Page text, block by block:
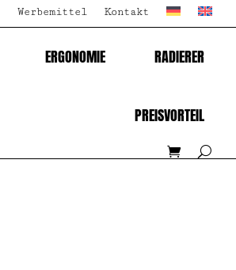
Werbemittel Kontakt
ERGONOMIE RADIERER
PREISVORTEIL